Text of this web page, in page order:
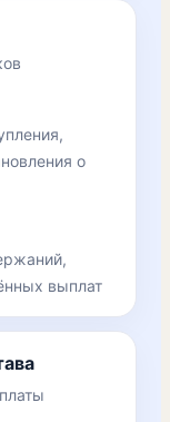
о
выплат